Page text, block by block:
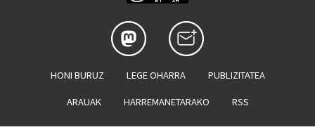
HONI BURUZ LEGE OHARRA PUBLIZITATEA
ARAUAK HARREMANETARAKO RSS